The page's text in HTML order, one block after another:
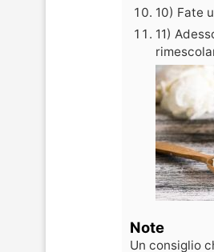
10) Fate
11)
Note
Un consiglio